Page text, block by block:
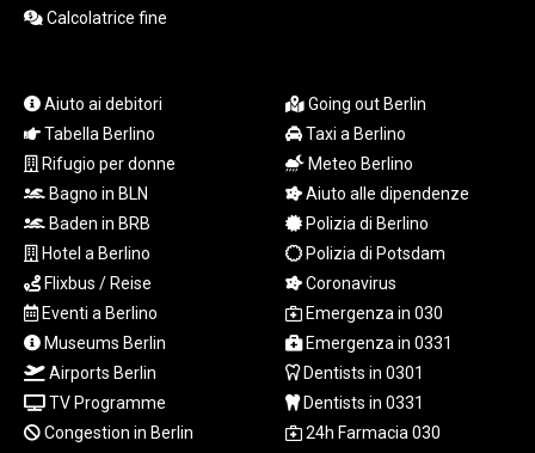
RWF
1696.038636
SAR 4.32528
SBD 9.297794
SCR 16.700579
SDG 692.002662
SEK 10.945041
SLE 28.349629
SOS 659.848463
SRD 43.636562
STD
23851.917062
Calcolatrice fine
Aiuto ai debitori
Tabella Berlino
Rifugio per donne
Bagno in BLN
Baden in BRB
Hotel a Berlino
Flixbus / Reise
Eventi a Berlino
Museums Berlin
Airports Berlin
TV Programme
Congestion in Berlin
Going out Berlin
Taxi a Berlino
Meteo Berlino
Aiuto alle dipendenze
Polizia di Berlino
Polizia di Potsdam
Coronavirus
Emergenza in 030
Emergenza in 0331
Dentists in 0301
Dentists in 0331
24h Farmacia 030